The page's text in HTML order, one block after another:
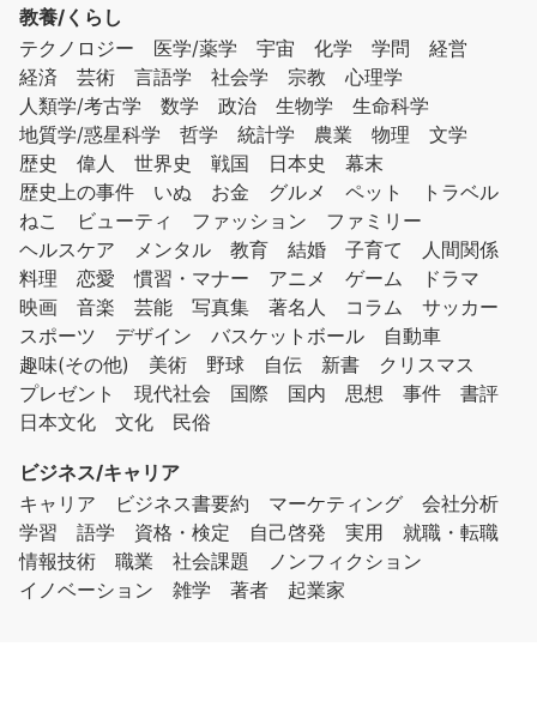
教養/くらし
テクノロジー
医学/薬学 宇宙 化学 学問
経営
経済
芸術 言語学 社会学 宗教
心理学
人類学/考古学
数学 政治 生物学
生命科学
地質学/惑星科学
哲学 統計学 農業 物理
文学
歴史
偉人 世界史 戦国 日本史
幕末
歴史上の事件
いぬ お金 グルメ ペット
トラベル
ねこ
ビューティ ファッション
ファミリー
ヘルスケア
メンタル 教育 結婚 子育て
人間関係
料理
恋愛 慣習・マナー アニメ ゲーム
ドラマ
映画
音楽 芸能 写真集 著名人 コラム
サッカー
スポーツ
デザイン バスケットボール
自動車
趣味(その他)
美術 野球 自伝 新書
クリスマス
プレゼント
現代社会 国際 国内 思想 事件
書評
日本文化
文化 民俗
ビジネス/キャリア
キャリア
ビジネス書要約 マーケティング
会社分析
学習
語学 資格・検定 自己啓発 実用
就職・転職
情報技術
職業 社会課題
ノンフィクション
イノベーション
雑学 著者 起業家